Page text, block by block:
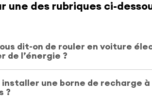
une des rubriques ci-
dit-on de rouler en voiture
de l’énergie ?
installer une borne de recharge
?